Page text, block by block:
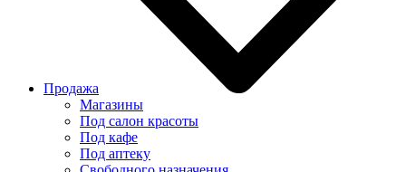
Продажа
Магазины
Под салон красоты
Под кафе
Под аптеку